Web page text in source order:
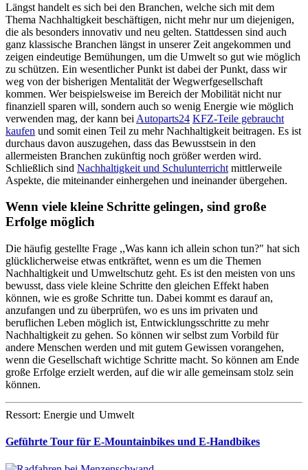
Längst handelt es sich bei den Branchen, welche sich mit dem
Thema Nachhaltigkeit beschäftigen, nicht mehr nur um diejenigen,
die als besonders innovativ und neu gelten. Stattdessen sind auch
ganz klassische Branchen längst in unserer Zeit angekommen und
zeigen eindeutige Bemühungen, um die Umwelt so gut wie möglich
zu schützen. Ein wesentlicher Punkt ist dabei der Punkt, dass wir
weg von der bisherigen Mentalität der Wegwerfgesellschaft
kommen. Wer beispielsweise im Bereich der Mobilität nicht nur
finanziell sparen will, sondern auch so wenig Energie wie möglich
verwenden mag, der kann bei Autoparts24 KFZ-Teile gebraucht
kaufen und somit einen Teil zu mehr Nachhaltigkeit beitragen. Es ist
durchaus davon auszugehen, dass das Bewusstsein in den
allermeisten Branchen zukünftig noch größer werden wird.
Schließlich sind Nachhaltigkeit und Schulunterricht mittlerweile
Aspekte, die miteinander einhergehen und ineinander übergehen.
Wenn viele kleine Schritte gelingen, sind große
Erfolge möglich
Die häufig gestellte Frage ,,Was kann ich allein schon tun?" hat sich
glücklicherweise etwas entkräftet, wenn es um die Themen
Nachhaltigkeit und Umweltschutz geht. Es ist den meisten von uns
bewusst, dass viele kleine Schritte den gleichen Effekt haben
können, wie es große Schritte tun. Dabei kommt es darauf an,
anzufangen und zu überprüfen, wo es uns im privaten und
beruflichen Leben möglich ist, Entwicklungsschritte zu mehr
Nachhaltigkeit zu gehen. So können wir selbst zum Vorbild für
andere Menschen werden und mit gutem Gewissen vorangehen,
wenn die Gesellschaft wichtige Schritte macht. So können am Ende
große Erfolge erzielt werden, auf die wir alle gemeinsam stolz sein
können.
Ressort: Energie und Umwelt
Geführte Tour für E-Mountainbikes und E-Handbikes